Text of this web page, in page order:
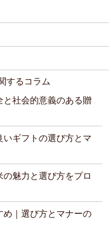
するコラム
と社会的意義のある贈
ギフトの選び方とマ
魅力と選び方をプロ
め｜選び方とマナーの